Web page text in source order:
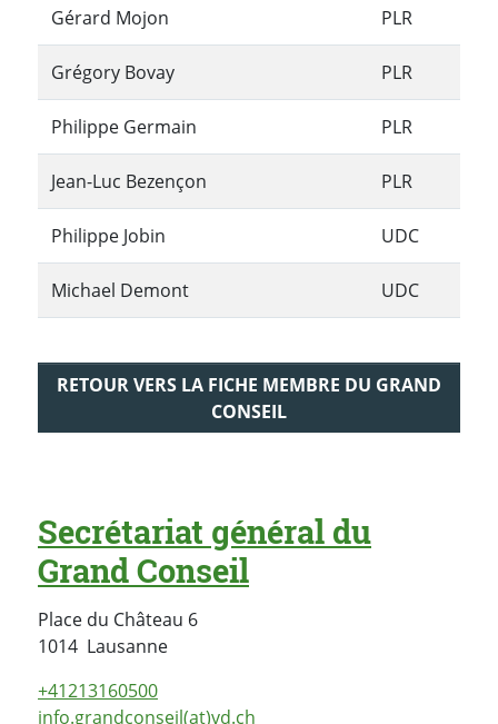
Gérard Mojon PLR
Grégory Bovay PLR
Philippe Germain PLR
Jean-Luc Bezençon PLR
Philippe Jobin UDC
Michael Demont UDC
RETOUR VERS LA FICHE MEMBRE DU GRAND
CONSEIL
Secrétariat général du
Grand Conseil
Place du Château 6
1014 LausanneSuisse
+41213160500
info.grandconseil(at)vd.ch